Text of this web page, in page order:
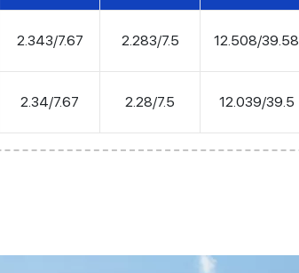
2.343/7.67 2.283/7.5 12.508/39.58
2.34/7.67 2.28/7.5 12.039/39.5